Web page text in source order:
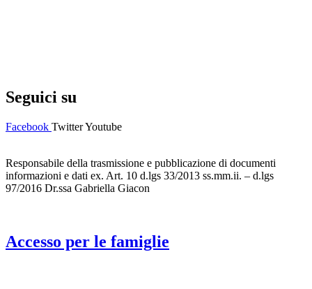
Seguici su
Facebook TwitterYoutube
Responsabile della trasmissione e pubblicazione di documenti
informazioni e dati ex. Art. 10 d.lgs 33/2013 ss.mm.ii. – d.lgs
97/2016 Dr.ssa Gabriella Giacon
Accesso per le famiglie